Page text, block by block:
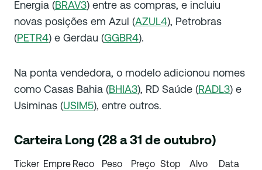
Energia (BRAV3) entre as compras, e incluiu
novas posições em Azul (AZUL4), Petrobras
(PETR4) e Gerdau (GGBR4).
Na ponta vendedora, o modelo adicionou nomes
como Casas Bahia (BHIA3), RD Saúde (RADL3) e
Usiminas (USIM5), entre outros.
Carteira Long (28 a 31 de outubro)
Ticker Empre Reco
Peso
Preço Stop Alvo
Data